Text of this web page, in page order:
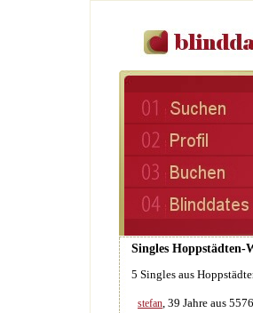
Singles Hoppstädten-
5 Singles aus
stefan, 39 Jahre aus